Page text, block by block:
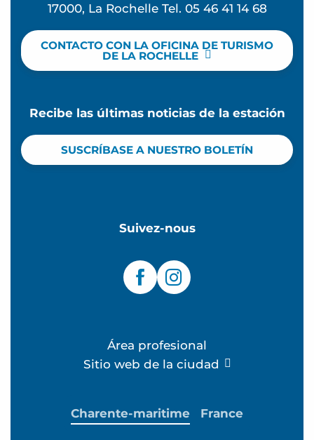
17000, La Rochelle Tel. 05 46 41 14 68
CONTACTO CON LA OFICINA DE TURISMO
DE LA ROCHELLE
Recibe las últimas noticias de la estación
SUSCRÍBASE A NUESTRO BOLETÍN
Suivez-nous
Área profesional
Sitio web de la ciudad
Charente-maritime France